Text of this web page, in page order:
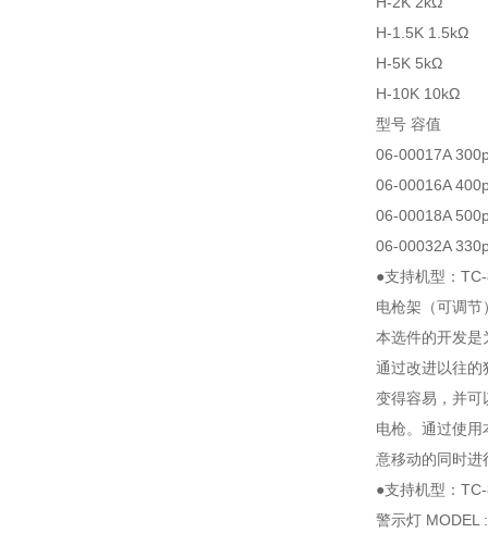
H-1.5K1.5kΩ
H-5K 5kΩ
H-10K 10kΩ
型号 容值
06-00017A
06-00016A
06-00018A
06-00032A
●支持机型：
电枪架（可调
本选件的开发
通过改进以往的
变得容易，并可
电枪。通过使
意移动的同时进
●支持机型：
警示灯 MODEL